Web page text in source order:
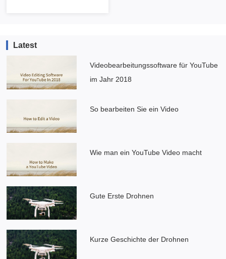
Latest
Videobearbeitungssoftware für YouTube
im Jahr 2018
So bearbeiten Sie ein Video
Wie man ein YouTube Video macht
Gute Erste Drohnen
Kurze Geschichte der Drohnen